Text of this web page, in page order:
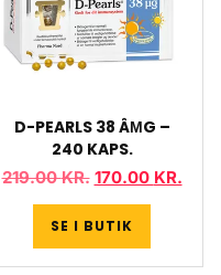
D-PEARLS 38 ÂΜG –
240 KAPS.
219.00KR. 170.00 KR.
SE I BUTIK